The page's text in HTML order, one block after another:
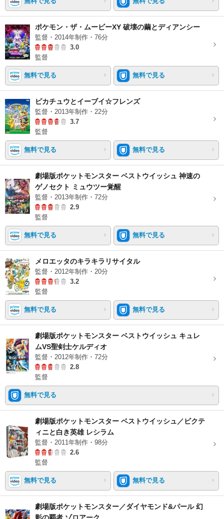
ポケモン・ザ・ムービーXY 破壊の繭とディアンシー
監督・2014年制作・76分
3.0
監督
無料で見る 無料で見る
ピカチュウとイーブイ☆フレンズ
監督・2013年制作・22分
3.7
監督
無料で見る 無料で見る
劇場版ポケットモンスター ベストウイッシュ 神速の
ゲノセクト ミュウツー覚醒
監督・2013年制作・72分
2.9
監督
無料で見る 無料で見る
メロエッタのキラキラリサイタル
監督・2012年制作・20分
3.2
監督
無料で見る 無料で見る
劇場版ポケットモンスター ベストウイッシュ キュレ
ムVS聖剣士ケルディオ
監督・2012年制作・72分
2.8
監督
無料で見る
劇場版ポケットモンスター ベストウイッシュ／ビクテ
ィニと白き英雄 レシラム
監督・2011年制作・98分
2.6
監督
無料で見る 無料で見る
劇場版ポケットモンスター／ダイヤモンド&パール 幻